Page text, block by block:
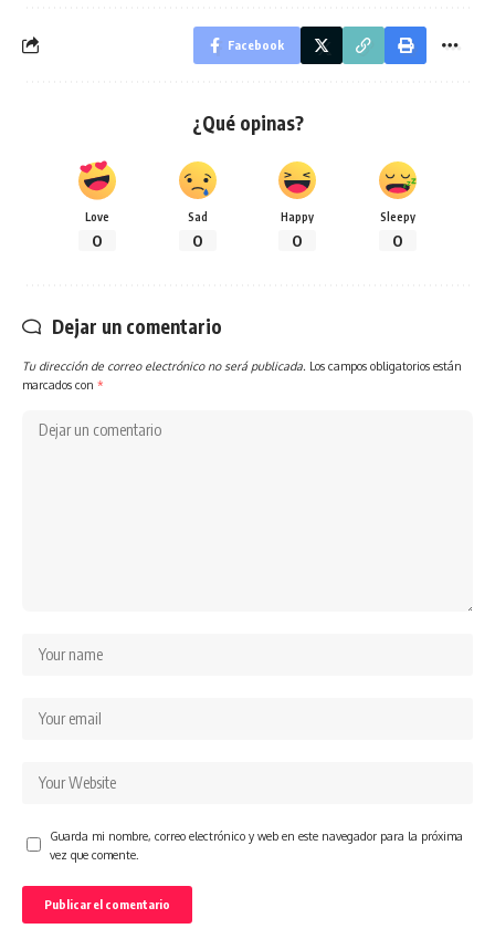
Facebook
¿Qué opinas?
Love
0
Sad
0
Happy
0
Sleepy
0
Dejar un comentario
Tu dirección de correo electrónico no será publicada. Los campos obligatorios están
marcados con *
Guarda mi nombre, correo electrónico y web en este navegador para la próxima
vez que comente.